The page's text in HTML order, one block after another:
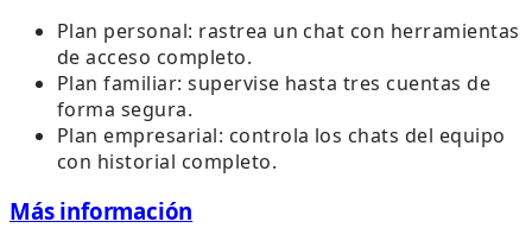
Plan personal: rastrea un chat con herramientas
de acceso completo.
Plan familiar: supervise hasta tres cuentas de
forma segura.
Plan empresarial: controla los chats del equipo
con historial completo.
Más información